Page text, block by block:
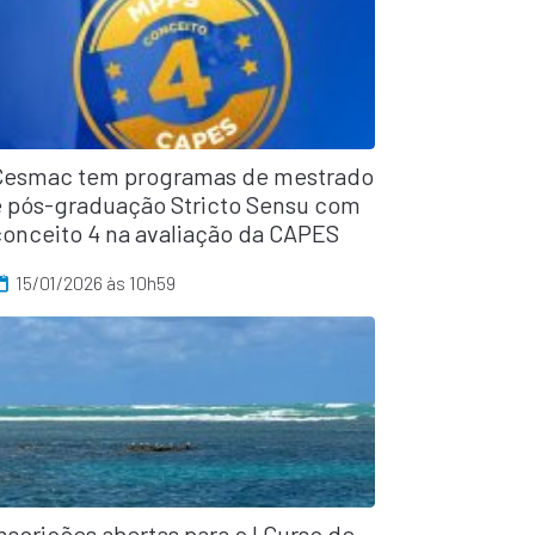
tem programas de mestrado
pós-graduação Stricto Sensu com
4 na avaliação da CAPES
15/01/2026 às 10h59